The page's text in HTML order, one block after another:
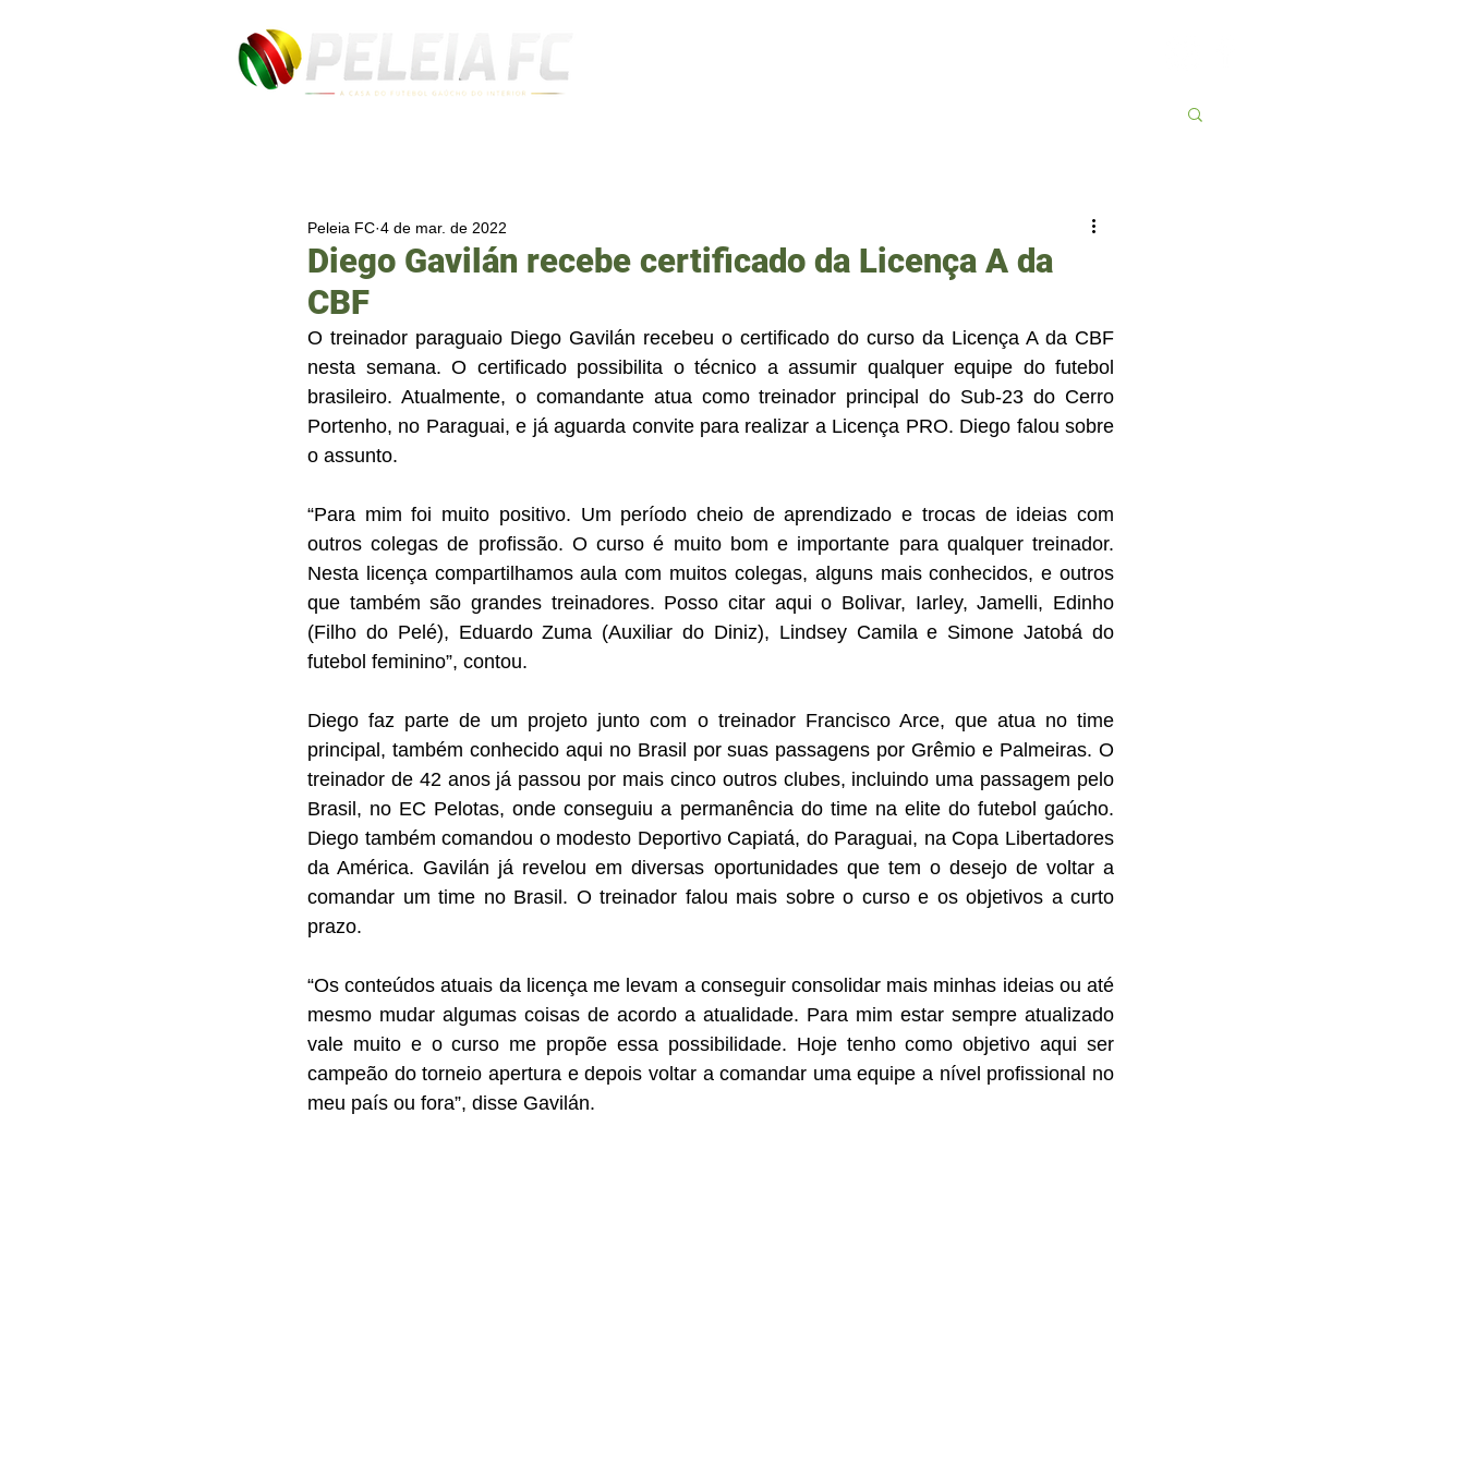
Diego Gavilán recebe certificado da Licença A da
CBF
Peleia FC 4 de mar. de 2022
O treinador paraguaio Diego Gavilán recebeu o certificado do curso da Licença A da CBF
nesta semana. O certificado possibilita o técnico a assumir qualquer equipe do futebol
brasileiro. Atualmente, o comandante atua como treinador principal do Sub-23 do Cerro
Portenho, no Paraguai, e já aguarda convite para realizar a Licença PRO. Diego falou sobre
o assunto.
“Para mim foi muito positivo. Um período cheio de aprendizado e trocas de ideias com
outros colegas de profissão. O curso é muito bom e importante para qualquer treinador.
Nesta licença compartilhamos aula com muitos colegas, alguns mais conhecidos, e outros
que também são grandes treinadores. Posso citar aqui o Bolivar, Iarley, Jamelli, Edinho
(Filho do Pelé), Eduardo Zuma (Auxiliar do Diniz), Lindsey Camila e Simone Jatobá do
futebol feminino”, contou.
Diego faz parte de um projeto junto com o treinador Francisco Arce, que atua no time
principal, também conhecido aqui no Brasil por suas passagens por Grêmio e Palmeiras. O
treinador de 42 anos já passou por mais cinco outros clubes, incluindo uma passagem pelo
Brasil, no EC Pelotas, onde conseguiu a permanência do time na elite do futebol gaúcho.
Diego também comandou o modesto Deportivo Capiatá, do Paraguai, na Copa Libertadores
da América. Gavilán já revelou em diversas oportunidades que tem o desejo de voltar a
comandar um time no Brasil. O treinador falou mais sobre o curso e os objetivos a curto
prazo.
“Os conteúdos atuais da licença me levam a conseguir consolidar mais minhas ideias ou até
mesmo mudar algumas coisas de acordo a atualidade. Para mim estar sempre atualizado
vale muito e o curso me propõe essa possibilidade. Hoje tenho como objetivo aqui ser
campeão do torneio apertura e depois voltar a comandar uma equipe a nível profissional no
meu país ou fora”, disse Gavilán.